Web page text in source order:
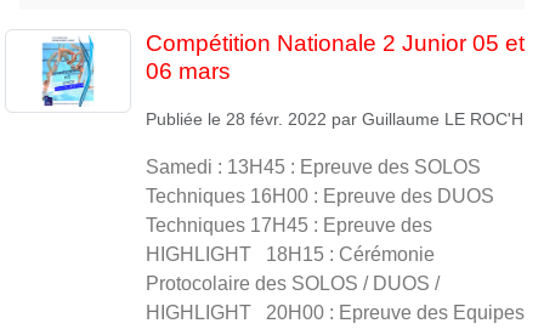
Compétition Nationale 2 Junior 05 et
06 mars
Publiée le 28 févr. 2022 par Guillaume LE ROC'H
Samedi : 13H45 : Epreuve des SOLOS
Techniques 16H00 : Epreuve des DUOS
Techniques 17H45 : Epreuve des
HIGHLIGHT 18H15 : Cérémonie
Protocolaire des SOLOS / DUOS /
HIGHLIGHT 20H00 : Epreuve des Equipes